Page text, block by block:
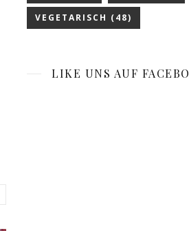
VEGETARISCH (48)
LIKE UNS AUF